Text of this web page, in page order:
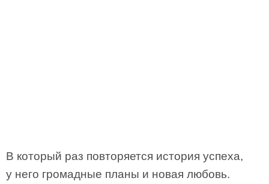
В который раз повторяется история успеха,
у него громадные планы и новая любовь.